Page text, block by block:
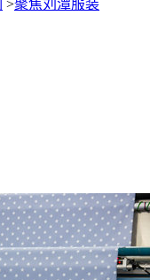
>聚焦刘潭服装